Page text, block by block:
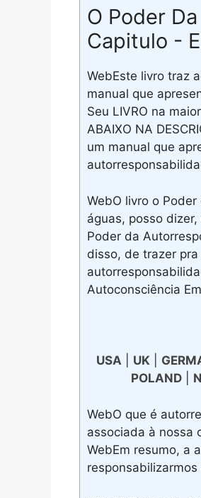
O Poder
Capitulo -
WebEste livro traz
manual que
Seu LIVRO na
ABAIXO NA
um manual que
WebO livro o
águas, posso
Poder da
disso, de trazer
Autoconsciência
USA| UK|
POLAND|
WebO que é
associada à nossa
WebEm resumo, a